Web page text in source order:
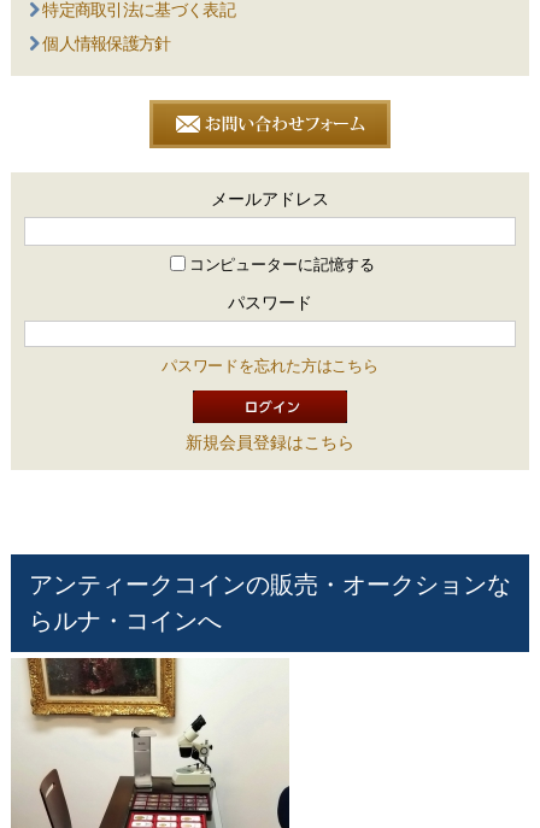
特定商取引法に基づく表記
個人情報保護方針
メールアドレス
コンピューターに記憶する
パスワード
パスワードを忘れた方はこちら
新規会員登録はこちら
アンティークコインの販売・オークションな
らルナ・コインへ